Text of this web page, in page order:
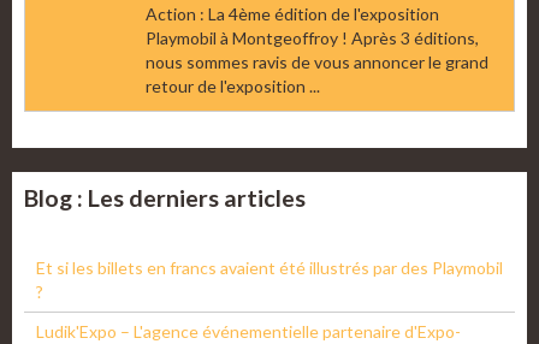
Action : La 4ème édition de l'exposition
Playmobil à Montgeoffroy ! Après 3 éditions,
nous sommes ravis de vous annoncer le grand
retour de l'exposition ...
Blog : Les derniers articles
Et si les billets en francs avaient été illustrés par des Playmobil
?
Ludik'Expo – L'agence événementielle partenaire d'Expo-